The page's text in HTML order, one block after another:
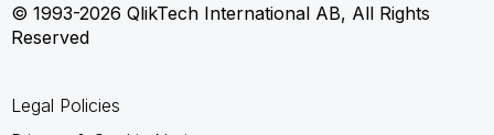
© 1993-2026 QlikTech International AB, All Rights
Reserved
Legal Policies